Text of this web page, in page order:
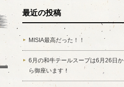
最近の投稿
MISIA最高だった！！
6月の和牛テールスープは6月26日か
ら御座います！